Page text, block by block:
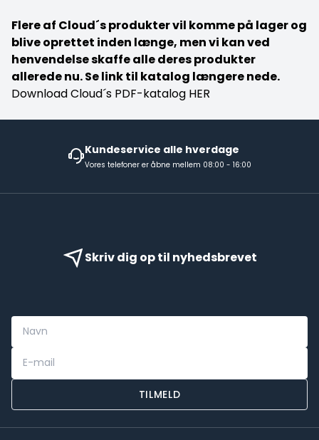
Flere af Cloud´s produkter vil komme på lager og
blive oprettet inden længe, men vi kan ved
henvendelse skaffe alle deres produkter
allerede nu. Se link til katalog længere nede.
Download Cloud´s PDF-katalog HER
Kundeservice alle hverdage
Vores telefoner er åbne mellem 08:00 - 16:00
Skriv dig op til nyhedsbrevet
TILMELD